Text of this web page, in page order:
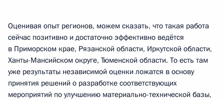
Оценивая опыт регионов, можем сказать, что такая работа
сейчас позитивно и достаточно эффективно ведётся
в Приморском крае, Рязанской области, Иркутской области,
Ханты-Мансийском округе, Тюменской области. То есть там
уже результаты независимой оценки ложатся в основу
принятия решений о разработке соответствующих
мероприятий по улучшению материально-технической базы,